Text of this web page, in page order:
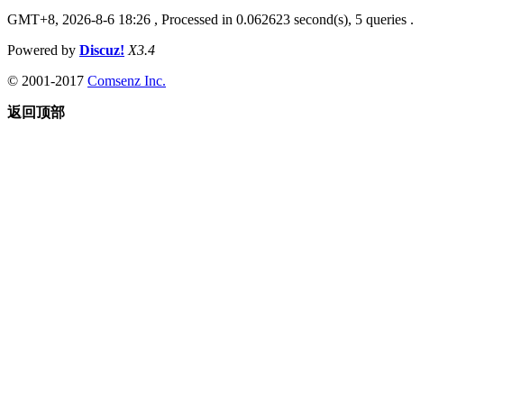
GMT+8, 2026-8-6 18:26 , Processed in 0.062623 second(s), 5 queries .
Powered by Discuz! X3.4
© 2001-2017 Comsenz Inc.
返回顶部